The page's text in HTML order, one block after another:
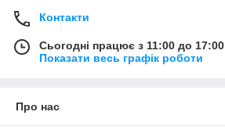
Контакти
Сьогодні працює з 11:00 до 17:00
Показати весь графік роботи
Про нас